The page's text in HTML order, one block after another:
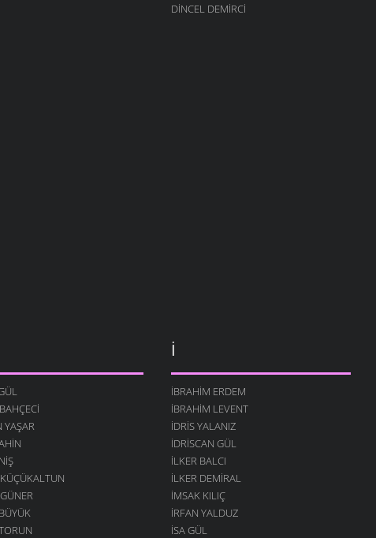
DINCEL DEMIRCI
YAŞAR
İ
İBRAHIM ERDEM
İBRAHIM LEVENT
İDRIS YALANIZ
IDRISCAN GÜL
İLKER BALCI
İLKER DEMIRAL
İMSAK KILIÇ
İRFAN YALDUZ
ISA GÜL